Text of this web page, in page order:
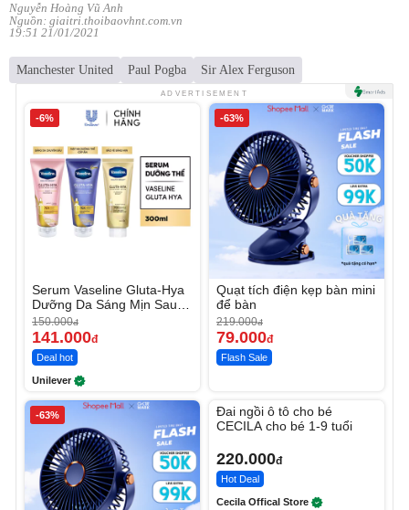
Nguyễn Hoàng Vũ Anh
Nguồn: giaitri.thoibaovhnt.com.vn
19:51 21/01/2021
Manchester United Paul Pogba Sir Alex Ferguson
ADVERTISEMENT
-6%
Serum Vaseline Gluta-Hya
Dưỡng Da Sáng Mịn Sau 7
Ngày
150.000đ
141.000đ
Deal hot
Unilever
-63%
Quạt tích điện kẹp bàn mini
để bàn
219.000đ
79.000đ
Flash Sale
-63%
Đai ngồi ô tô cho bé
CECILA cho bé 1-9 tuổi
220.000đ
Hot Deal
Cecila Offical Store